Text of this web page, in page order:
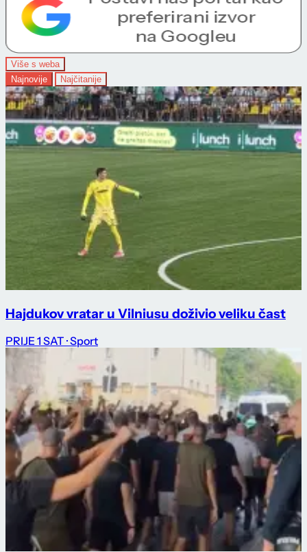
Više s weba
Najnovije
Najčitanije
Hajdukov vratar u Vilniusu doživio veliku čast
PRIJE 1 SAT · Sport